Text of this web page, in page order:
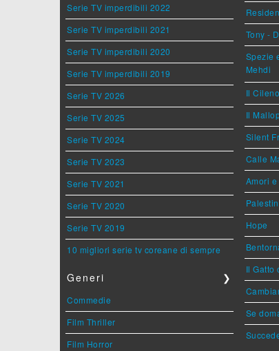
Serie TV imperdibili 2022
Serie TV imperdibili 2021
Serie TV imperdibili 2020
Serie TV imperdibili 2019
Serie TV 2026
Serie TV 2025
Serie TV 2024
Serie TV 2023
Serie TV 2021
Serie TV 2020
Serie TV 2019
10 migliori serie tv coreane di sempre
Generi ❯
Commedie
Film Thriller
Film Horror
Tony -
Spezie
Mehdi
Il Cileno
Il
Silent
Calle
Amori
Hope
Il Gatto
Se